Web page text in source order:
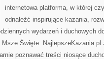
internetowa platforma, w której
odnaleźć inspirujące kazania,
wydarzeń i duchowych
Święte. NajlepszeKazania.pl
poznawać treści niosące